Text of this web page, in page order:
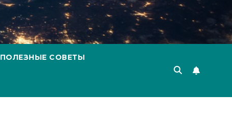
ПОЛЕЗНЫЕ СОВЕТЫ